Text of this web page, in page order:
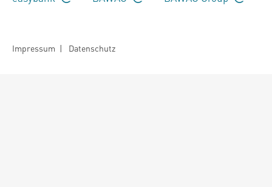
Impressum | Datenschutz